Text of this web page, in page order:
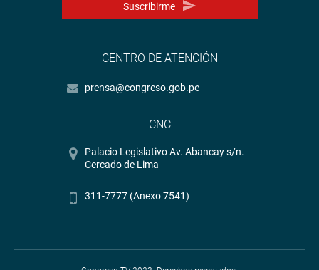
Suscribirme
CENTRO DE ATENCIÓN
prensa@congreso.gob.pe
CNC
Palacio Legislativo Av. Abancay s/n.
Cercado de Lima
311-7777 (Anexo 7541)